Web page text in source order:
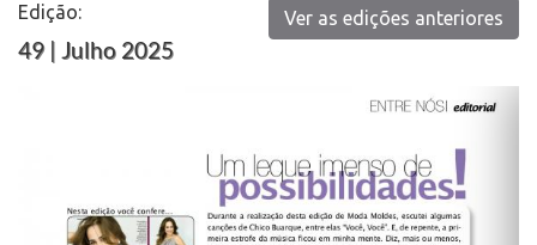
Edição:
49 | Julho 2025
Ver as edições anteriores